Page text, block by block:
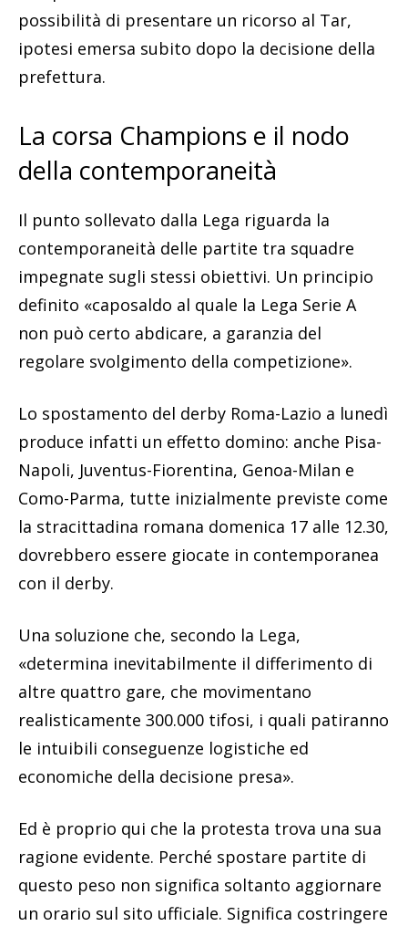
possibilità di presentare un ricorso al Tar,
ipotesi emersa subito dopo la decisione della
prefettura.
La corsa Champions e il nodo
della contemporaneità
Il punto sollevato dalla Lega riguarda la
contemporaneità delle partite tra squadre
impegnate sugli stessi obiettivi. Un principio
definito «caposaldo al quale la Lega Serie A
non può certo abdicare, a garanzia del
regolare svolgimento della competizione».
Lo spostamento del derby Roma-Lazio a lunedì
produce infatti un effetto domino: anche Pisa-
Napoli, Juventus-Fiorentina, Genoa-Milan e
Como-Parma, tutte inizialmente previste come
la stracittadina romana domenica 17 alle 12.30,
dovrebbero essere giocate in contemporanea
con il derby.
Una soluzione che, secondo la Lega,
«determina inevitabilmente il differimento di
altre quattro gare, che movimentano
realisticamente 300.000 tifosi, i quali patiranno
le intuibili conseguenze logistiche ed
economiche della decisione presa».
Ed è proprio qui che la protesta trova una sua
ragione evidente. Perché spostare partite di
questo peso non significa soltanto aggiornare
un orario sul sito ufficiale. Significa costringere